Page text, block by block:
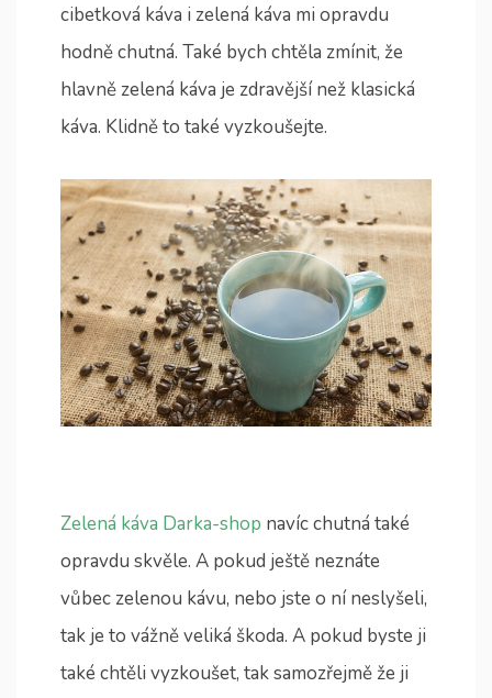
cibetková káva i zelená káva mi opravdu
hodně chutná. Také bych chtěla zmínit, že
hlavně zelená káva je zdravější než klasická
káva. Klidně to také vyzkoušejte.
Zelená káva Darka-shop navíc chutná také
opravdu skvěle. A pokud ještě neznáte
vůbec zelenou kávu, nebo jste o ní neslyšeli,
tak je to vážně veliká škoda. A pokud byste ji
také chtěli vyzkoušet, tak samozřejmě že ji